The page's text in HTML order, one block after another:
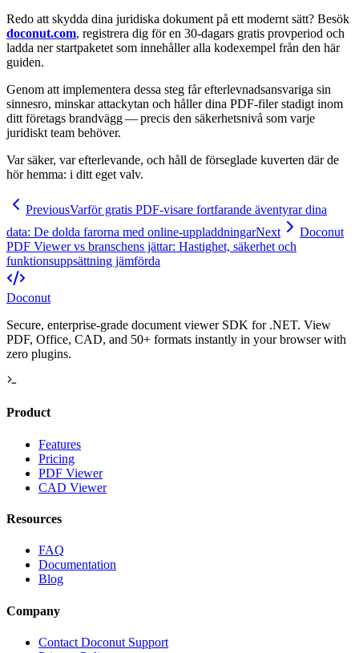
Redo att skydda dina juridiska dokument på ett modernt sätt? Besök
doconut.com, registrera dig för en 30‑dagars gratis provperiod och
ladda ner startpaketet som innehåller alla kodexempel från den här
guiden.
Genom att implementera dessa steg får efterlevnadsansvariga sin
sinnesro, minskar attackytan och håller dina PDF‑filer stadigt inom
ditt företags brandvägg — precis den säkerhetsnivå som varje
juridiskt team behöver.
Var säker, var efterlevande, och håll de förseglade kuverten där de
hör hemma: i ditt eget valv.
PreviousVarför gratis PDF‑visare fortfarande äventyrar dina
data: De dolda farorna med online‑uppladdningarNext
Doconut
PDF Viewer vs branschens jättar: Hastighet, säkerhet och
funktionsuppsättning jämförda
Doconut
Secure, enterprise-grade document viewer SDK for .NET. View
PDF, Office, CAD, and 50+ formats instantly in your browser with
zero plugins.
Product
Features
Pricing
PDF Viewer
CAD Viewer
Resources
FAQ
Documentation
Blog
Company
Contact Doconut Support